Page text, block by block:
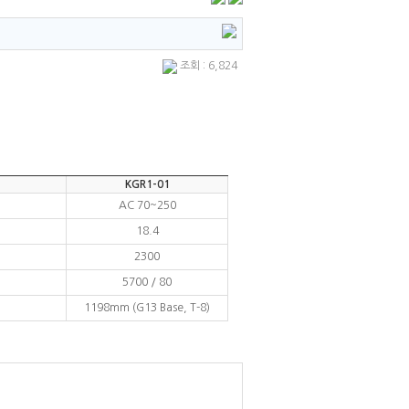
조회 : 6,824
KGR1-01
AC 70~250
18.4
2300
5700 / 80
1198mm (G13 Base, T-8)